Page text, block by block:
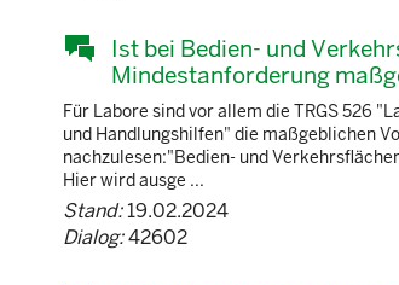
Ist bei Bedien- und
Mindestanforderung
Für Labore sind vor allem die TRGS 526
und Handlungshilfen" die maßgeblichen
nachzulesen:"Bedien- und
Hier wird ausge ...
Stand:19.02.2024
Dialog:42602